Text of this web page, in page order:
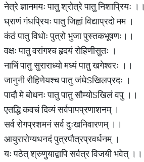
नेत्रे ज्ञानमयः पातु श्रोत्रे पातु निशाप्रियः ।।
घ्राणं गंधप्रियः पातु जिह्वां विद्याप्रदो मम ।
कंठं पातु विधोः पुत्रो भुजा पुस्तकभूषणः।।
वक्षः पातु वरांगश्च हृदयं रोहिणीसुतः ।
नाभिं पातु सुराराध्यो मध्यं पातु खगेश्वरः ।।
जानुनी रौहिणेयश्च पातु जंघेSखिलप्रदः ।
पादौ मे बोधनः पातु पातु सौम्योSखिलं वपु ।।
एतद्धि कवचं दिव्यं सर्वपापप्रणाशनम् ।
सर्व रोगप्रशमनं सर्व दुःखनिवारणम् ।।
आयुरारोग्यधनदं पुत्रपौत्रप्रवर्धनम् ।
यः पठेत् श्रुणुयाद्वापि सर्वत्र विजयी भवेत् ।।